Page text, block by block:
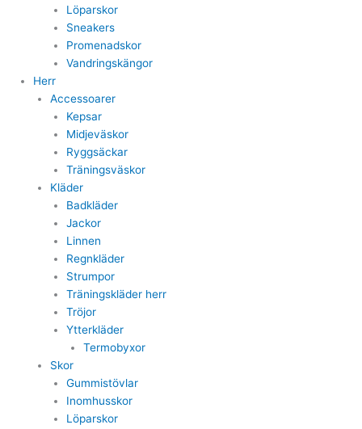
Löparskor
Sneakers
Promenadskor
Vandringskängor
Herr
Accessoarer
Kepsar
Midjeväskor
Ryggsäckar
Träningsväskor
Kläder
Badkläder
Jackor
Linnen
Regnkläder
Strumpor
Träningskläder herr
Tröjor
Ytterkläder
Termobyxor
Skor
Gummistövlar
Inomhusskor
Löparskor